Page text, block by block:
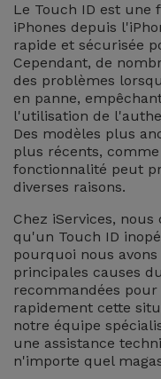
Watch
Samsung
Xiaomi
Huawei
Oppo
OnePlus
Google
Apple Watch
Reconditionnés
Samsungs
Reconditionnés
iMacs
Consoles de
Jeux
Reconditionnées
Voir
tout
Câbles
Adaptateurs
Coques et
Protections
d'Écran
Externes
Chargeurs
Ecouteurs
et
Enceintes
Reprises
Le Touch ID est une
iPhones depuis
rapide et sécurisée
Cependant, de
des problèmes
en panne,
l'utilisation de
Des modèles plus
plus récents,
fonctionnalité peut
diverses raisons.
Chez iServices,
qu'un Touch ID
pourquoi nous
principales causes
recommandées
rapidement cette
notre équipe
une assistance
n'importe quel